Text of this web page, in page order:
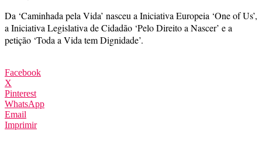
Da ‘Caminhada pela Vida’ nasceu a Iniciativa Europeia ‘One of Us’,
a Iniciativa Legislativa de Cidadão ‘Pelo Direito a Nascer’ e a
petição ‘Toda a Vida tem Dignidade’.
Facebook
X
Pinterest
WhatsApp
Email
Imprimir